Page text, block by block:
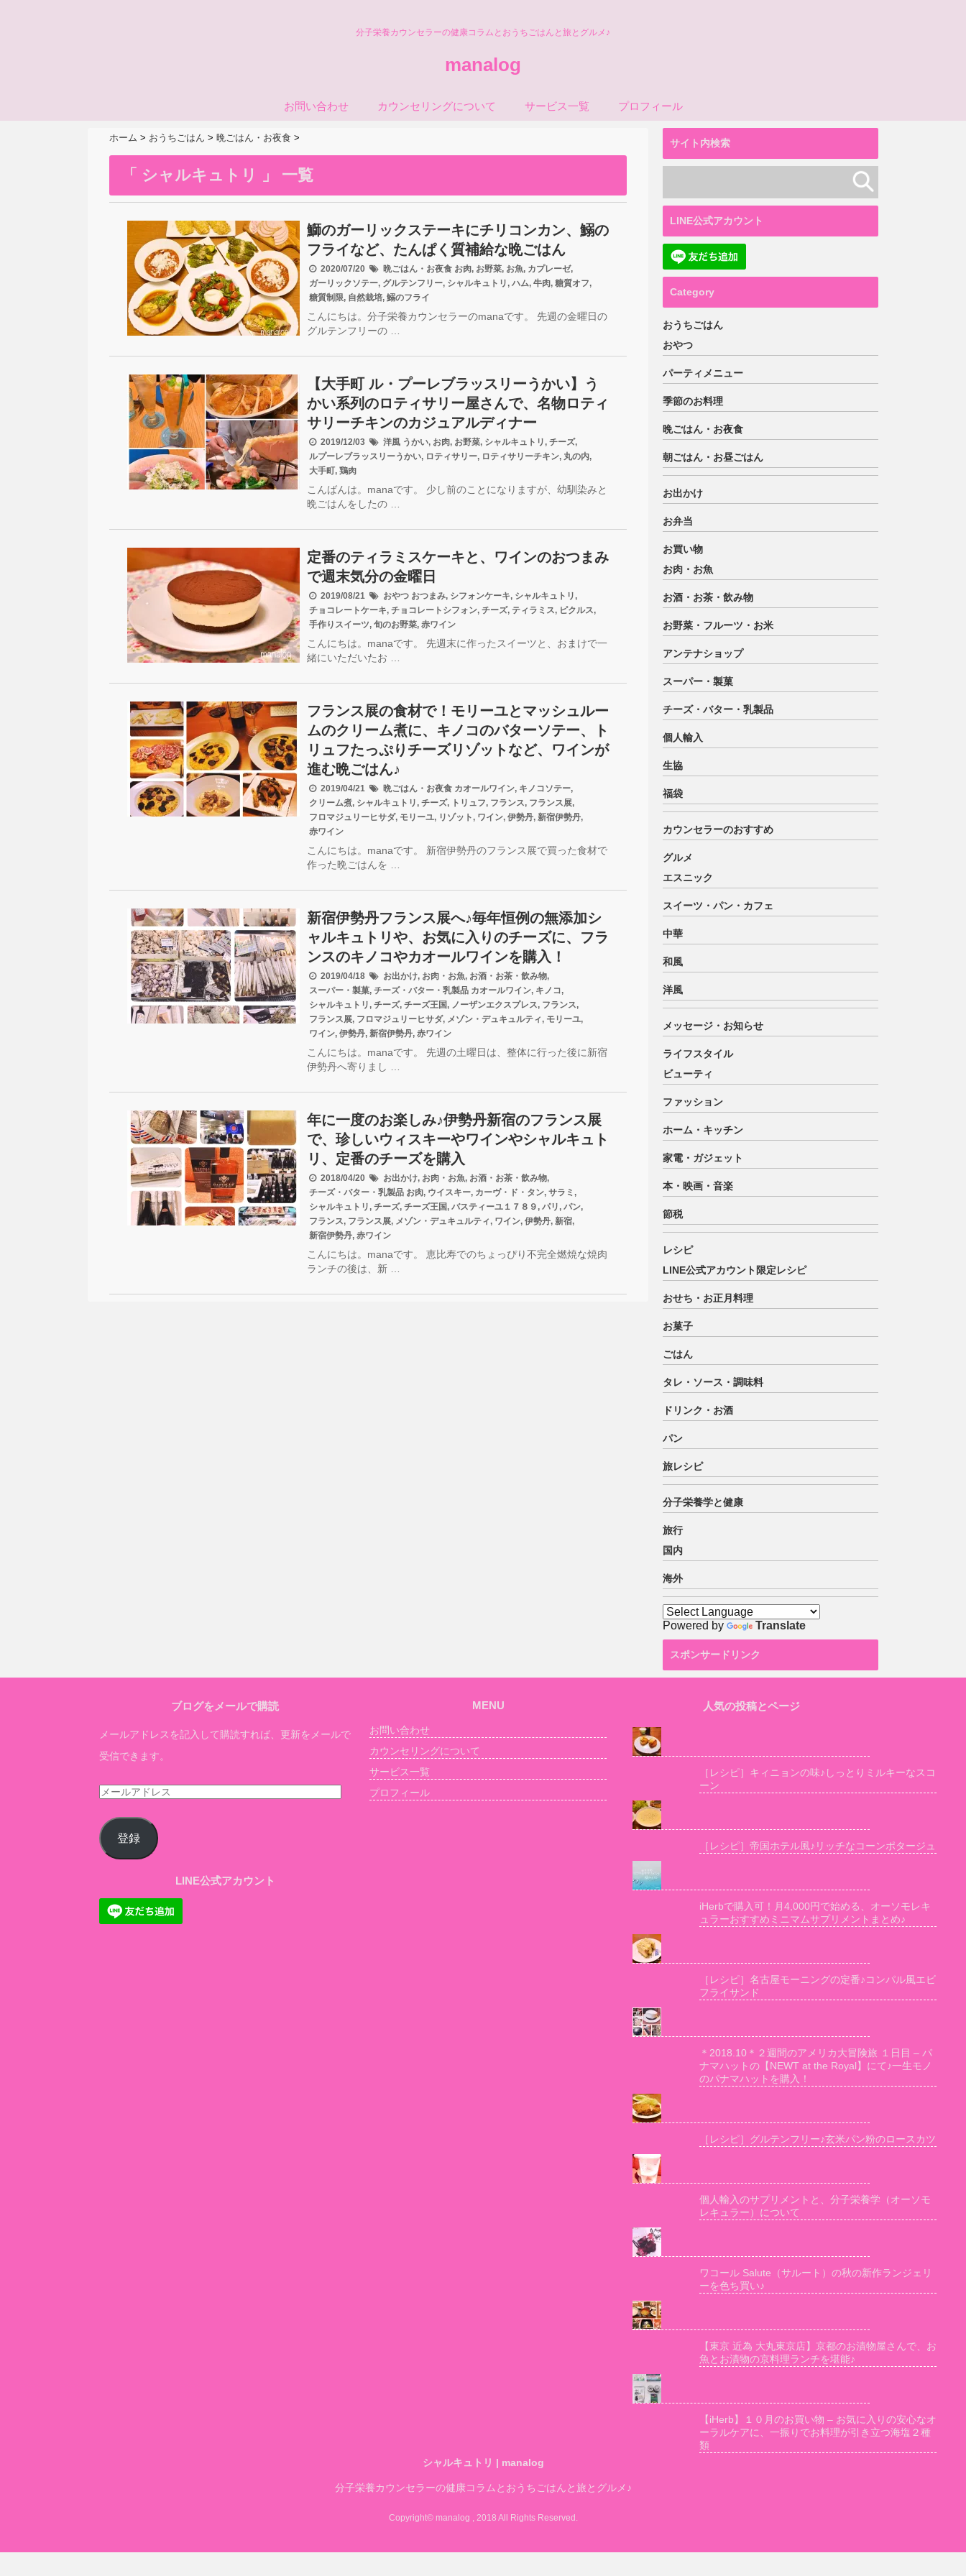
分子栄養カウンセラーの健康コラムとおうちごはんと旅とグルメ♪
manalog
お問い合わせ カウンセリングについて サービス一覧 プロフィール
ホーム > おうちごはん > 晩ごはん・お夜食 >
「 シャルキュトリ 」 一覧
鰤のガーリックステーキにチリコンカン、鰯の
フライなど、たんぱく質補給な晩ごはん
2020/07/20 晩ごはん・お夜食 お肉, お野菜, お魚, カプレーゼ,
ガーリックソテー, グルテンフリー, シャルキュトリ , ハム, 牛肉, 糖質オフ,
糖質制限, 自然栽培, 鰯のフライ
こんにちは。分子栄養カウンセラーのmanaです。 先週の金曜日の
グルテンフリーの …
【大手町 ル・プーレブラッスリーうかい】う
かい系列のロティサリー屋さんで、名物ロティ
サリーチキンのカジュアルディナー
2019/12/03 洋風 うかい, お肉, お野菜, シャルキュトリ , チーズ,
ルプーレブラッスリーうかい, ロティサリー, ロティサリーチキン, 丸の内,
大手町, 鶏肉
こんばんは。manaです。 少し前のことになりますが、幼馴染みと
晩ごはんをしたの …
定番のティラミスケーキと、ワインのおつまみ
で週末気分の金曜日
2019/08/21 おやつ おつまみ, シフォンケーキ, シャルキュトリ ,
チョコレートケーキ, チョコレートシフォン, チーズ, ティラミス, ピクルス,
手作りスイーツ, 旬のお野菜, 赤ワイン
こんにちは。manaです。 先週末に作ったスイーツと、おまけで一
緒にいただいたお …
フランス展の食材で！モリーユとマッシュルー
ムのクリーム煮に、キノコのバターソテー、ト
リュフたっぷりチーズリゾットなど、ワインが
進む晩ごはん♪
2019/04/21 晩ごはん・お夜食 カオールワイン, キノコソテー,
クリーム煮, シャルキュトリ , チーズ, トリュフ, フランス, フランス展,
フロマジュリーヒサダ, モリーユ, リゾット , ワイン, 伊勢丹, 新宿伊勢丹,
赤ワイン
こんにちは。manaです。 新宿伊勢丹のフランス展で買った食材で
作った晩ごはんを …
新宿伊勢丹フランス展へ♪毎年恒例の無添加シ
ャルキュトリや、お気に入りのチーズに、フラ
ンスのキノコやカオールワインを購入！
2019/04/18 お出かけ, お肉・お魚, お酒・お茶・飲み物,
スーパー・製菓, チーズ・バター・乳製品 カオールワイン, キノコ,
シャルキュトリ , チーズ, チーズ王国 , ノーザンエクスプレス, フランス,
フランス展, フロマジュリーヒサダ, メゾン・デュキュルティ , モリーユ,
ワイン, 伊勢丹, 新宿伊勢丹, 赤ワイン
こんにちは。manaです。 先週の土曜日は、整体に行った後に新宿
伊勢丹へ寄りまし …
年に一度のお楽しみ♪伊勢丹新宿のフランス展
で、珍しいウィスキーやワインやシャルキュト
リ、定番のチーズを購入
2018/04/20 お出かけ, お肉・お魚, お酒・お茶・飲み物,
チーズ・バター・乳製品 お肉, ウイスキー, カーヴ・ド・タン, サラミ ,
シャルキュトリ , チーズ, チーズ王国 , バスティーユ１７８９ , パリ , パン,
フランス, フランス展, メゾン・デュキュルティ , ワイン, 伊勢丹, 新宿,
新宿伊勢丹, 赤ワイン
こんにちは。manaです。 恵比寿でのちょっぴり不完全燃焼な焼肉
ランチの後は、新 …
サイト内検索
LINE公式アカウント
Category
おうちごはん
おやつ
パーティメニュー
季節のお料理
晩ごはん・お夜食
朝ごはん・お昼ごはん
お出かけ
お弁当
お買い物
お肉・お魚
お酒・お茶・飲み物
お野菜・フルーツ・お米
アンテナショップ
スーパー・製菓
チーズ・バター・乳製品
個人輸入
生協
福袋
カウンセラーのおすすめ
グルメ
エスニック
スイーツ・パン・カフェ
中華
和風
洋風
メッセージ・お知らせ
ライフスタイル
ビューティ
ファッション
ホーム・キッチン
家電・ガジェット
本・映画・音楽
節税
レシピ
LINE公式アカウント限定レシピ
おせち・お正月料理
お菓子
ごはん
タレ・ソース・調味料
ドリンク・お酒
パン
旅レシピ
分子栄養学と健康
旅行
国内
海外
Powered by Translate
スポンサードリンク
ブログをメールで購読
メールアドレスを記入して購読すれば、更新をメールで
受信できます。
メ
ル
ア
レ
ス
登録
LINE公式アカウント
MENU
お問い合わせ
カウンセリングについて
サービス一覧
プロフィール
人気の投稿とページ
［レシピ］キィニョンの味♪しっとりミルキーなスコ
ーン
［レシピ］帝国ホテル風♪リッチなコーンポタージュ
iHerbで購入可！月4,000円で始める、オーソモレキ
ュラーおすすめミニマムサプリメントまとめ♪
［レシピ］名古屋モーニングの定番♪コンパル風エビ
フライサンド
＊2018.10＊２週間のアメリカ大冒険旅 １日目 – パ
ナマハットの【NEWT at the Royal】にて♪一生モノ
のパナマハットを購入！
［レシピ］グルテンフリー♪玄米パン粉のロースカツ
個人輸入のサプリメントと、分子栄養学（オーソモ
レキュラー）について
ワコール Salute（サルート）の秋の新作ランジェリ
ーを色ち買い♪
【東京 近為 大丸東京店】京都のお漬物屋さんで、お
魚とお漬物の京料理ランチを堪能♪
【iHerb】１０月のお買い物 – お気に入りの安心なオ
ーラルケアに、一振りでお料理が引き立つ海塩２種
類
シャルキュトリ | manalog
分子栄養カウンセラーの健康コラムとおうちごはんと旅とグルメ♪
Copyright© manalog , 2018 All Rights Reserved.